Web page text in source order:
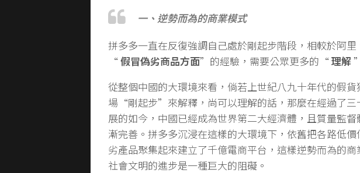
一、逆勢而為的商業模式
拼多多一直在反復強調自己處於剛起步階段，相較於阿里
“假冒偽劣商品方面”的經驗，需要公眾更多的“理解
從整個中國的大環境來看，倘若上世紀八九十年代的假貨
場“剛起步”來解釋，尚可以理解的話，那麼在經過了三
展的如今，中國已經成為世界第二大經濟體，且質量監督
漸完善。拼多多沉浸在這樣的大環境下，依舊把各路低
劣產品聚集起來建立了千億電商平台，這樣逆勢而為的
社會文明的進步是一種巨大的阻礙。